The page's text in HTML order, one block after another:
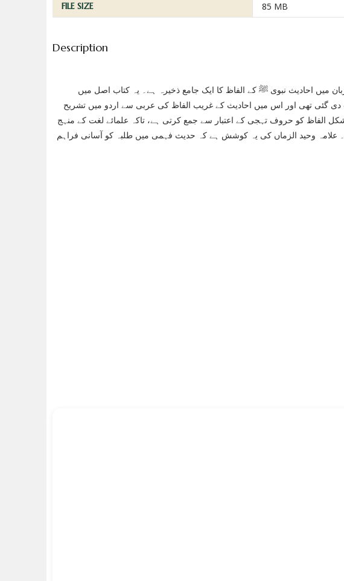
FILE SIZE 85 MB
Description
میں احادیث نبوی ﷺ کے الفاظ کا ایک جامع ذخیرہ ہے۔ یہ کتاب اصل میں
دی گئی تھی اور اس میں احادیث کے غریب الفاظ کی عربی سے اردو میں تشریح
کو حروف تہجی کے اعتبار سے جمع کرتی ہے، تاکہ علمائے لغت کے منہج
علامہ وحید الزماں کی یہ کوشش ہے کہ حدیث فہمی میں طلبہ کو آسانی فراہم